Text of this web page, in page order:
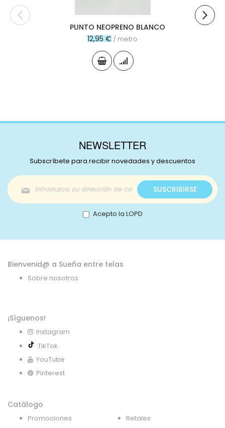
PUNTO NEOPRENO BLANCO
12,95 € / metro
NEWSLETTER
Subscríbete para recibir novedades y descuentos
Inscríbase
a
nuestro
boletín
de
SUSCRIBIRSE
Acepto la LOPD
Bienvenid@ a Sueña entre telas
Sobre nosotros
¡Síguenos!
Instagram
TikTok
YouTube
Pinterest
Catálogo
Promociones
Retales